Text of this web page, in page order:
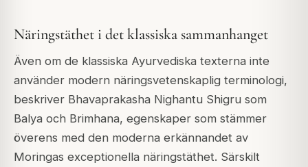
Näringstäthet i det klassiska sammanhanget
Även om de klassiska Ayurvediska texterna inte
använder modern näringsvetenskaplig terminologi,
beskriver Bhavaprakasha Nighantu Shigru som
Balya och Brimhana, egenskaper som stämmer
överens med den moderna erkännandet av
Moringas exceptionella näringstäthet. Särskilt